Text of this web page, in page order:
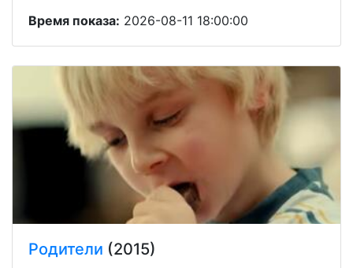
Время показа: 2026-08-11 18:00:00
Родители (2015)